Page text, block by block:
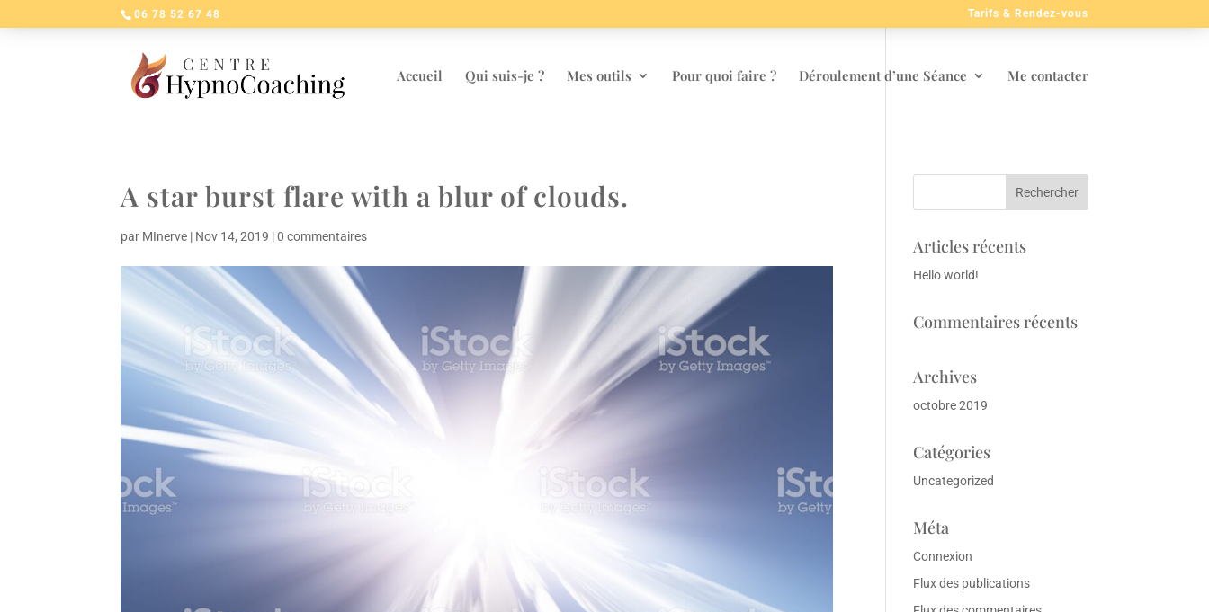
06 78 52 67 48 Tarifs & Rendez-vous
Accueil Qui suis-je ? Mes outils Pour quoi faire ? Déroulement d’une Séance Me contacter
A star burst flare with a blur of clouds.
par MInerve | Nov 14, 2019 |0 commentaires Articles récents
Hello world!
Commentaires récents
Archives
octobre 2019
Catégories
Uncategorized
Méta
Connexion
Flux des publications